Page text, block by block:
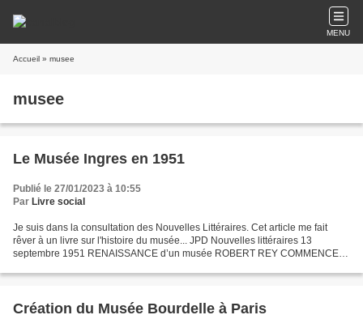
MENU
Accueil » musee
musee
Le Musée Ingres en 1951
Publié le 27/01/2023 à 10:55
Par Livre social
Je suis dans la consultation des Nouvelles Littéraires. Cet article me fait
rêver à un livre sur l'histoire du musée... JPD Nouvelles littéraires 13
septembre 1951 RENAISSANCE d’un musée ROBERT REY COMMENCE
Création du Musée Bourdelle à Paris